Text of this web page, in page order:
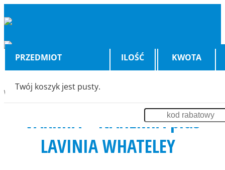
PRZEDMIOT ILOŚĆ KWOTA
Twój koszyk jest pusty.
Wyświetlenia:2688
VARMIA + NAHEMIA plus
LAVINIA WHATELEY